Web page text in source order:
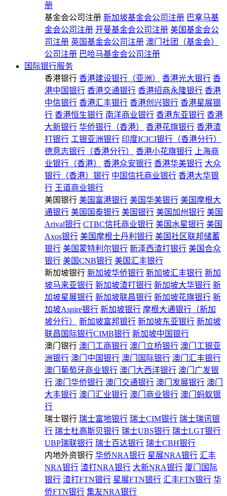
册
基金会公司注册 新加坡基金会公司注册 巴拿马基
金会公司注册 开曼基金会公司注册 美国基金会公
司注册 英国基金会公司注册 澳门社团（基金会）
公司注册 巴哈马基金会公司注册
国际银行服务
香港银行 香港建设银行（亚洲） 香港光大银行 香
港中国银行 香港交通银行 香港招商永隆银行 香港
中信银行 香港汇丰银行 香港创兴银行 香港星展银
行 香港恒生银行 南洋商业银行 香港东亚银行 香港
大新银行 华侨银行（香港） 香港花旗银行 香港渣
打银行 工银亚洲银行 印度ICICI银行（香港分行）
德意志银行（香港分行）
香港小花旗银行
上海商
业银行（香港）
香港众安银行 香港华美银行 大众
银行（香港）银行 中国信托商业银行 香港大华银
行 王道商业银行
美国银行 美国富港银行 美国华美银行 美国摩根大
通银行 美国国泰银行 美国银行 美国加州银行 美国
Arival银行 CTBC信托商业银行 美国水星银行 美国
Axos银行 美国摩根士丹利银行 美国社区联邦储蓄
银行 美国蒙特利尔银行 新泽西渣打银行 美国合众
银行 美国CNB银行 美国汇丰银行
新加坡银行 新加坡华侨银行 新加坡汇丰银行 新加
坡马来亚银行 新加坡渣打银行 新加坡大华银行 新
加坡星展银行 新加坡联昌银行 新加坡花旗银行 新
加坡Aspire银行 新加坡银行 摩根大通银行（新加
坡分行）
新加坡富邦银行 新加坡东亚银行 新加坡
联昌国际银行CIMB银行 新加坡中国银行
澳门银行 澳门工商银行 澳门立桥银行 澳门工银亚
洲银行 澳门中国银行 澳门国际银行 澳门汇丰银行
澳门葡萄牙商业银行 澳门大西洋银行 澳门广发银
行 澳门华侨银行 澳门交通银行 澳门发展银行 澳门
大丰银行 澳门汇业银行 澳门商业银行 澳门蚂蚁银
行
瑞士银行 瑞士富地银行 瑞士CIM银行 瑞士瑞讯银
行 瑞士杜高斯贝银行 瑞士UBS银行 瑞士LGT银行
UBP瑞联银行 瑞士百达银行 瑞士CBH银行
内地外资银行 华侨NRA银行 星展NRA银行 汇丰
NRA银行 渣打NRA银行 大新NRA银行 厦门国际
银行 渣打FTN银行 星展FTN银行 汇丰FTN银行 华
侨FTN银行 集友NRA银行